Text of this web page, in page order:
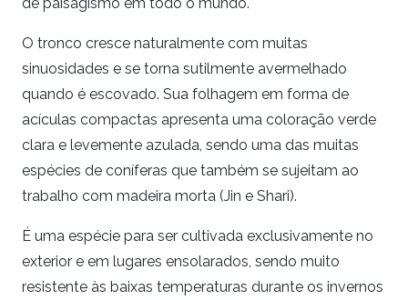
de paisagismo em todo o mundo.
O tronco cresce naturalmente com muitas
sinuosidades e se torna sutilmente avermelhado
quando é escovado. Sua folhagem em forma de
acículas compactas apresenta uma coloração verde
clara e levemente azulada, sendo uma das muitas
espécies de coníferas que também se sujeitam ao
trabalho com madeira morta (Jin e Shari).
É uma espécie para ser cultivada exclusivamente no
exterior e em lugares ensolarados, sendo muito
resistente às baixas temperaturas durante os invernos